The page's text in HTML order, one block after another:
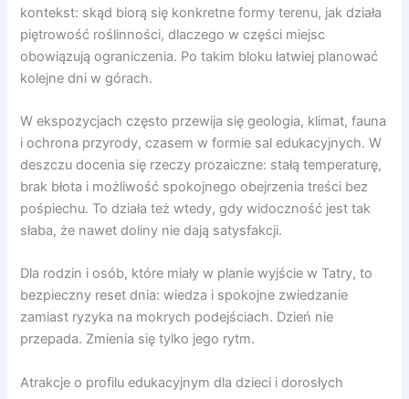
kontekst: skąd biorą się konkretne formy terenu, jak działa
piętrowość roślinności, dlaczego w części miejsc
obowiązują ograniczenia. Po takim bloku łatwiej planować
kolejne dni w górach.
W ekspozycjach często przewija się geologia, klimat, fauna
i ochrona przyrody, czasem w formie sal edukacyjnych. W
deszczu docenia się rzeczy prozaiczne: stałą temperaturę,
brak błota i możliwość spokojnego obejrzenia treści bez
pośpiechu. To działa też wtedy, gdy widoczność jest tak
słaba, że nawet doliny nie dają satysfakcji.
Dla rodzin i osób, które miały w planie wyjście w Tatry, to
bezpieczny reset dnia: wiedza i spokojne zwiedzanie
zamiast ryzyka na mokrych podejściach. Dzień nie
przepada. Zmienia się tylko jego rytm.
Atrakcje o profilu edukacyjnym dla dzieci i dorosłych